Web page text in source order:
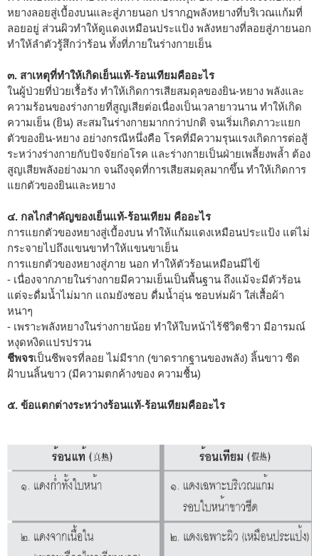
หยางลอยสู่เบื้องบนและสู่ภายนอก ปรากฏพลังหยางที่บริเวณแก้มที่
ลอยอยู่ ส่วนผิวทำให้ดูแดงเหมือนประแป้ง พลังหยางที่ลอยสู่ภายนอก
ทำให้ลำตัวรู้สึกว่าร้อน ทั้งที่ภายในร่างกายเย็น
๓. สาเหตุที่ทำให้เกิดเย็นแท้-ร้อนเทียมคืออะไร
ในผู้ป่วยที่ป่วยเรื้อรัง ทำให้เกิดการเสียสมดุลของยิน-หยาง พลังและ
ความร้อนของร่างกายที่สูญเสียต่อเนื่องเป็นเวลายาวนาน ทำให้เกิด
ความเย็น (ยิน) สะสมในร่างกายมากกว่าปกติ จนเริ่มเกิดภาวะแยก
ตัวของยิน-หยาง อย่างกรณีหนึ่งคือ โรคที่มีความรุนแรงเกิดการต่อสู้
ระหว่างร่างกายกับปัจจัยก่อโรค และร่างกายเป็นฝ่ายเพลี้ยงพล้ำ ต้อง
สูญเสียพลังอย่างมาก จนถึงจุดที่การเสียสมดุลมากขึ้น ทำให้เกิดการ
แยกตัวของยินและหยาง
๔. กลไกสำคัญของเย็นแท้-ร้อนเทียม คืออะไร
การแยกตัวของหยางสู่เบื้องบน ทำให้แก้มแดงเหมือนประแป้ง แต่ไม่
กระจายไปถึงแขนขาทำให้แขนขาเย็น
การแยกตัวของหยางสู่ภาย นอก ทำให้ตัวร้อนเหมือนมีไข้
- เนื่องจากภายในร่างกายมีความเย็นเป็นพื้นฐาน ถึงแม้จะมีตัวร้อน
แต่จะดื่มน้ำไม่มาก แถมยังชอบ ดื่มน้ำอุ่น ชอบห่มผ้า ใส่เสื้อผ้า
หนาๆ
- เพราะพลังหยางในร่างกายน้อย ทำให้ใบหน้าไร้ชีวิตชีวา มีอารมณ์
หงุดหงิดแปรปรวน
ชีพจรเป็นชีพจรที่ลอย ไม่มีราก (ขาดรากฐานของพลัง) ลิ้นขาว ซีด
ฝ้าบนลิ้นขาว (มีความตกค้างของ ความชื้น)
๕. ข้อแตกต่างระหว่างร้อนแท้-ร้อนเทียมคืออะไร